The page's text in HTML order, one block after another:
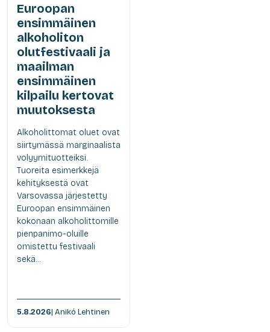
Euroopan
ensimmäinen
alkoholiton
olutfestivaali ja
maailman
ensimmäinen
kilpailu kertovat
muutoksesta
Alkoholittomat oluet ovat
siirtymässä marginaalista
volyymituotteiksi.
Tuoreita esimerkkejä
kehityksestä ovat
Varsovassa järjestetty
Euroopan ensimmäinen
kokonaan alkoholittomille
pienpanimo-oluille
omistettu festivaali
sekä...
5.8.2026| Anikó Lehtinen